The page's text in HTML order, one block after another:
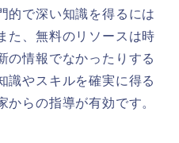
的で深い知識を得るには
た、無料のリソースは時
の情報でなかったりする
識やスキルを確実に得る
からの指導が有効です。